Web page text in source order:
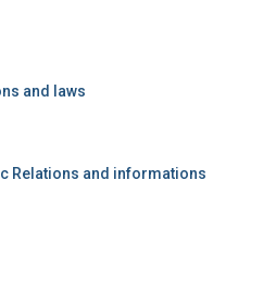
and laws
Relations and informations